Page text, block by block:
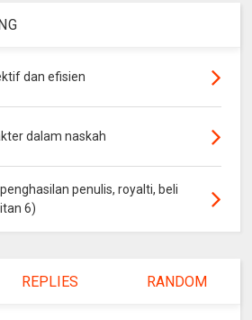
dan efisien
dalam naskah
penulis, royalti, beli
6)
REPLIES RANDOM